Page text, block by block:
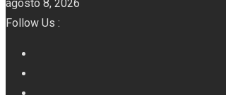
agosto 8, 2026
Follow Us :